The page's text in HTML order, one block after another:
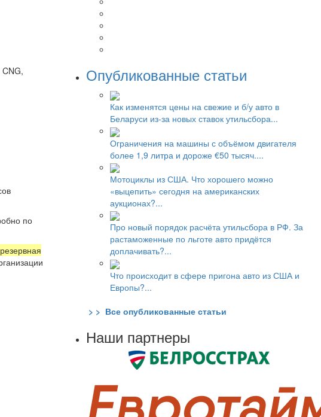
по
Опубликованные статьи
Как изменятся цены на свежие и б/у авто в
Беларуси из-за новых ставок утильсбора...
Ограничения на машины с объёмом двигателя
более 1,9 литра и дороже €50 тысяч....
Мотоциклы из США. Что хорошего можно
«выцепить» сегодня на американских
аукционах?...
Про новый порядок расчёта утильсбора в РФ. За
растаможенные по льготе авто придётся
доплачивать?...
Что происходит в сфере пригона авто из США и
Европы?...
> > Все опубликованные статьи
Наши партнеры